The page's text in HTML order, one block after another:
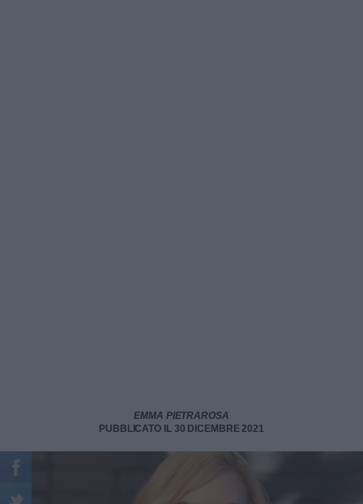
EMMA PIETRAROSA
PUBBLICATO IL 30 DICEMBRE 2021